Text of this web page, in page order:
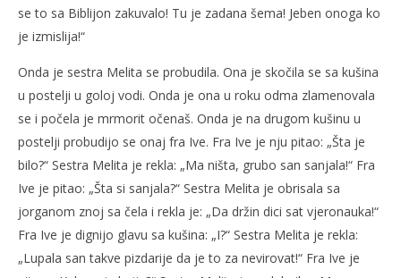
se to sa Biblijon zakuvalo! Tu je zadana šema! Jeben onoga ko
je izmislija!“
Onda je sestra Melita se probudila. Ona je skočila se sa kušina
u postelji u goloj vodi. Onda je ona u roku odma zlamenovala
se i počela je mrmorit očenaš. Onda je na drugom kušinu u
postelji probudijo se onaj fra Ive. Fra Ive je nju pitao: „Šta je
bilo?“ Sestra Melita je rekla: „Ma ništa, grubo san sanjala!“ Fra
Ive je pitao: „Šta si sanjala?“ Sestra Melita je obrisala sa
jorganom znoj sa čela i rekla je: „Da držin dici sat vjeronauka!“
Fra Ive je dignijo glavu sa kušina: „I?“ Sestra Melita je rekla:
„Lupala san takve pizdarije da je to za nevirovat!“ Fra Ive je